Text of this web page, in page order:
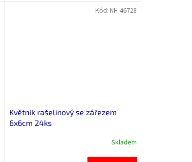
Květník rašelinový se zářezem
6x6cm 24ks
Skladem
Kód: NH-46728